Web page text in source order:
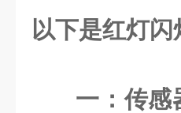
以下是红灯
一：传